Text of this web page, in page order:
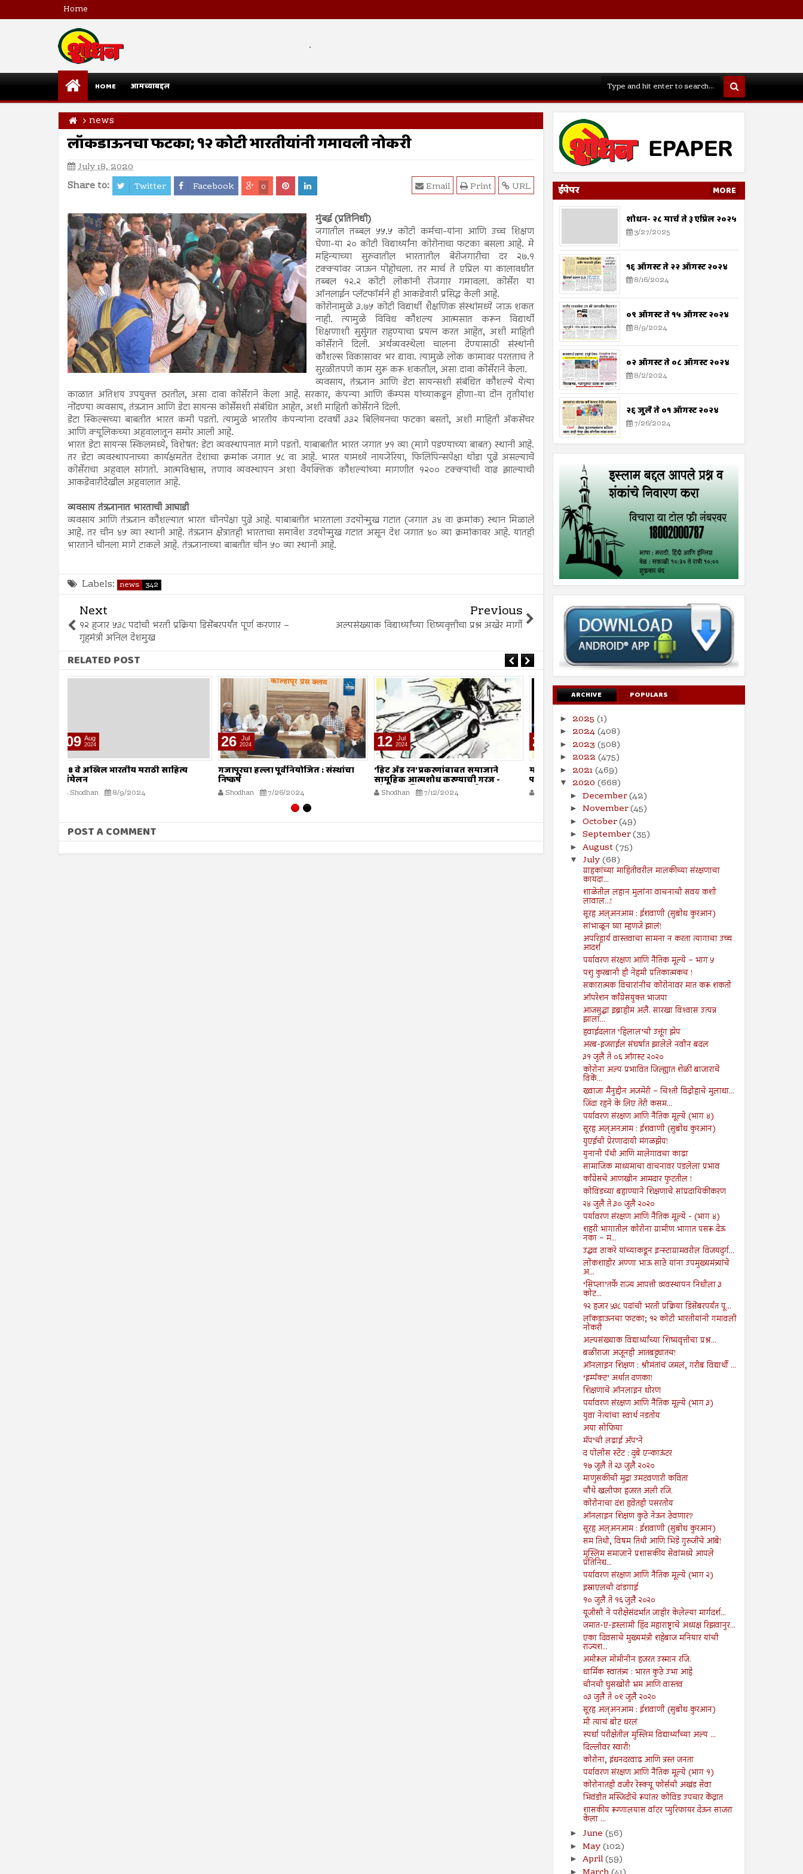
Home
.
HOME आमच्याबद्दल
news
लॉकडाऊनचा फटका; १२ कोटी भारतीयांनी गमावली नोकरी
July 18, 2020
Share to: Twitter Facebook 0 URL
Print
Email
मुंबई (प्रतिनिधी)
जगातील तब्बल ५५.५ कोटी कर्मचा-यांना आणि उच्च शिक्षण
घेणा-या २० कोटी विद्यार्थ्यांना कोरोनाचा फटका बसला आहे. मे
महिन्याच्या सुरुवातील भारतातील बेरोजगारीचा दर २७.१
टक्क्यांवर जाऊन पोहोचला. तर मार्च ते एप्रिल या कालावधीत
तब्बल १२.२ कोटी लोकांनी रोजगार गमावला. कोर्सेरा या
ऑनलाईन प्लॅटफॉर्मने ही आकडेवारी प्रसिद्ध केली आहे.
कोरोनामुळे ३.७५ कोटी विद्यार्थी शैक्षणिक संस्थांमध्ये जाऊ शकत
नाही. त्यामुळे विविध कौशल्य आत्मसात करून विद्यार्थी
शिक्षणाशी सुसुंगत राहण्याचा प्रयत्न करत आहेत, अशी माहिती
कोर्सेराने दिली. अर्थव्यवस्थेला चालना देण्यासाठी संस्थांनी
कौशल्स विकासावर भर द्यावा. त्यामुळे लोक कामावर परतताच ते
सुरळीतपणे काम सुरू करू शकतील, असा दावा कोर्सेराने केला.
व्यवसाय, तंत्रज्ञान आणि डेटा सायन्सशी संबंधित कौशल्ये येत्या
काळात अतिशय उपयुक्त ठरतील, असा दावा कोर्सेराने केला आहे. सरकार, कंपन्या आणि कॅम्पस यांच्याकडून होणा-या दोन तृतीयांश
नोंदण्या व्यवसाय, तंत्रज्ञान आणि डेटा सायन्स कोर्सेसशी संबंधित आहेत, अशी माहिती कोर्सेराने दिली.
डेटा स्किल्सच्या बाबतीत भारत कमी पडतो. त्यामुळे भारतीय कंपन्यांना दरवर्षी ३३२ बिलियनचा फटका बसतो, अशी माहिती अ‍ॅकसेंचर
आणि क्यूलिकच्या अहवालातून समोर आली आहे.
भारत डेटा सायन्स स्किलमध्ये, विशेषत: डेटा व्यवस्थापनात मागे पडतो. याबाबतीत भारत जगात ५१ व्या (मागे पडण्याच्या बाबत) स्थानी आहे.
तर डेटा व्यवस्थापनाच्या कार्यक्षमतेत देशाचा क्रमांक जगात ५८ वा आहे. भारत यामध्ये नायजेरिया, फिलिपिन्सपेक्षा थोडा पुढे असल्याचे
कोर्सेराचा अहवाल सांगतो. आत्मविश्वास, तणाव व्यवस्थापन अशा वैयक्तिक कौशल्यांच्या मागणीत १२०० टक्क्यांची वाढ झाल्याची
आकडेवारीदेखील अहवालात आहे.
व्यवसाय तंत्रज्ञानात भारताची आघाडी
व्यवसाय आणि तंत्रज्ञान कौशल्यात भारत चीनपेक्षा पुढे आहे. याबाबतीत भारताला उदयोन्मुख गटात (जगात ३४ वा क्रमांक) स्थान मिळाले
आहे. तर चीन ४५ व्या स्थानी आहे. तंत्रज्ञान क्षेत्रातही भारताचा समावेश उदयोन्मुख गटात असून देश जगात ४० व्या क्रमांकावर आहे. यातही
भारताने चीनला मागे टाकले आहे. तंत्रज्ञानाच्या बाबतीत चीन ५० व्या स्थानी आहे.
Labels: news 342
Next
१२ हजार ५३८ पदांची भरती प्रक्रिया डिसेंबरपर्यंत पूर्ण करणार –
गृहमंत्री अनिल देशमुख
Previous
अल्पसंख्याक विद्यार्थ्यांच्या शिष्यवृत्तीचा प्रश्न अखेर मार्गी
RELATED POST
26 Jul
2024
गजापूरचा हल्ला पूर्वनियोजित : संस्थांचा
निष्कर्ष
Shodhan 7/26/2024
12 Jul
2024
‘हिट अँड रन’ प्रकरणांबाबत समाजाने
सामूहिक आत्मशोध करण्याची गरज -
मौलाना इलियास खान फलाही
Shodhan 7/12/2024
28 Jun
2024
मौलाना इलियास खान फलाही यांचे अंमली
पदार्थांच्या गैरवापराविरोधात सामूहिक
कारवाईचे आवाहन
Shodhan 6/28/2024
2024
इस्लामोफोबिक ‘हमारे बारा’ चित्रपटाच्या
प्रदर्शनाला सर्वोच्च न्यायालयाची स्थगिती
Shodhan 6/21/2024
POST A COMMENT
ईपेपर MORE
शोधन- २८ मार्च ते ३ एप्रिल २०२५
3/27/2025
१६ ऑगस्ट ते २२ ऑगस्ट २०२४
8/16/2024
०९ ऑगस्ट ते १५ ऑगस्ट २०२४
8/9/2024
०२ ऑगस्ट ते ०८ ऑगस्ट २०२४
8/2/2024
२६ जुलै ते ०१ ऑगस्ट २०२४
7/26/2024
ARCHIVE POPULARS
► 2025 (1)
► 2024(408)
► 2023 (508)
► 2022 (475)
► 2021(469)
▼ 2020 (668)
► December(42)
► November(45)
► October(49)
► September(35)
► August(75)
▼ July(68)
ग्राहकांच्या माहितीवरील मालकीच्या संरक्षणाचा
कायदा...
शाळेतील लहान मुलांना वाचनाची सवय कशी
लावाल...!
सूरह अल्अनआम : ईशवाणी (सुबोध कुरआन)
सांभाळून घ्या म्हणजे झालं!
अपरिहार्य वास्तवाचा सामना न करता त्यागाचा उच्च
आदर्श
पर्यावरण संरक्षण आणि नैतिक मूल्ये – भाग ५
पशु कुरबानी ही नेहमी प्रतिकात्मकच !
सकारात्मक विचारांनीच कोरोनावर मात करू शकतो
ऑपरेशन काँग्रेसयुक्त भाजपा
आजसुद्धा इब्राहीम अलै. सारखा विश्‍वास उत्पन्न
झाला...
हवाईदलात ‘हिलाल’ची उत्तूंग झेप
अरब-इजराईल संघर्षात झालेले नवीन बदल
३१ जुलै ते ०६ ऑगस्ट २०२०
कोरोना अल्प प्रभावित जिल्ह्यात शेळी बाजाराचे
विकें...
ख्वाजा मैनुद्दीन अजमेरी – चिश्ती विद्रोहाचे मुलाधा...
जिंदा रहने के लिए तेरी कसम...
पर्यावरण संरक्षण आणि नैतिक मूल्ये (भाग ४)
सूरह अल्अनआम : ईशवाणी (सुबोध कुरआन)
युएईची प्रेरणादायी मंगळझेप!
युनानी पॅथी आणि मालेगावचा काढा
सामाजिक माध्यमाचा वाचनावर पडलेला प्रभाव
काँग्रेसचे आणखीन आमदार फुटतील !
कोविडच्या बहाण्याने शिक्षणाचे सांप्रदायिकीकरण
२४ जुलै ते ३० जुलै २०२०
पर्यावरण संरक्षण आणि नैतिक मूल्ये - (भाग ४)
शहरी भागातील कोरोना ग्रामीण भागात पसरू देऊ
नका – म...
उद्धव ठाकरे यांच्याकडून इन्स्टाग्रामवरील विजयदुर्ग...
लोकशाहीर अण्णा भाऊ साठे यांना उपमुख्यमंत्र्यांचे
अ...
‘सिप्ला’तर्फे राज्य आपत्ती व्यवस्थापन निधीला ३
कोट...
१२ हजार ५३८ पदांची भरती प्रक्रिया डिसेंबरपर्यंत पू...
लॉकडाऊनचा फटका; १२ कोटी भारतीयांनी गमावली
नोकरी
अल्पसंख्याक विद्यार्थ्यांच्या शिष्यवृत्तीचा प्रश्न...
बळीराजा अजूनही आतबट्ट्यातच!
ऑनलाइन शिक्षण : श्रीमंतांचं जमलं, गरीब विद्यार्थी ...
‘इम्पॅक्ट’ अर्थात दणका!
शिक्षणाचे ऑनलाइन धोरण
पर्यावरण संरक्षण आणि नैतिक मूल्ये (भाग ३)
युवा नेत्यांचा स्वार्थ नडतोय
अया सोफिया
मॅप’ची लढाई अ‍ॅप’ने
द पोलीस स्टेट : दुबे एन्काऊंटर
१७ जुलै ते २३ जुलै २०२०
माणुसकीची मुद्रा उमटवणारी कविता
चौथे खलीफा हजरत अली रजि.
कोरोनाचा दंश हवेतही पसरतोय
ऑनलाइन शिक्षण कुठे नेऊन ठेवणार?
सूरह अल्अनआम : ईशवाणी (सुबोध कुरआन)
सम तिथी, विषम तिथी आणि भिडे गुरुजींचे आंबे!
मुस्लिम समाजाने प्रशासकीय सेवांमध्ये आपले
प्रतिनिध...
पर्यावरण संरक्षण आणि नैतिक मूल्ये (भाग २)
इस्राएलची दांडगाई
१० जुलै ते १६ जुलै २०२०
यूजीसी ने परीक्षेसंदर्भात जाहीर केलेल्या मार्गदर्श...
जमात-ए-इस्लामी हिंद महाराष्ट्राचे अध्यक्ष रिझवानुर...
एका दिवसाचे मुख्यमंत्री शहेबाज मनियार यांची
राज्यश...
अमीरूल मोमीनीन हजरत उस्मान रजि.
धार्मिक स्वातंत्र्य : भारत कुठे उभा आहे
चीनची घुसखोरी भ्रम आणि वास्तव
०३ जुलै ते ०९ जुलै २०२०
सूरह अल्अनआम : ईशवाणी (सुबोध कुरआन)
मी त्याचं बोट धरलं
स्पर्धा परीक्षेतील मुस्लिम विद्यार्थ्यांच्या अल्प ...
दिल्लीवर स्वारी!
कोरोना, इंधनदरवाढ आणि त्रस्त जनता
पर्यावरण संरक्षण आणि नैतिक मूल्ये (भाग १)
कोरोनातही वजीर रेस्क्यू फोर्सची अखंड सेवा
भिवंडीत मस्जिदीचे रूपांतर कोविड उपचार केंद्रात
शासकीय रूग्णालयास वॉटर प्युरिफायर देऊन साजरा
केला ...
► June (56)
► May(102)
► April(59)
►